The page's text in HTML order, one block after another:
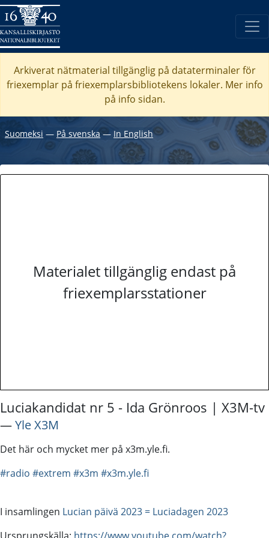
Arkiverat nätmaterial tillgänglig på dataterminaler för
friexemplar på friexemplarsbibliotekens lokaler. Mer info
på info sidan.
Suomeksi ― På svenska― In English
Materialet tillgänglig endast på
friexemplarsstationer
Luciakandidat nr 5 - Ida Grönroos | X3M-tv
―Yle X3M
Det här och mycket mer på x3m.yle.fi.
#radio #extrem #x3m #x3m.yle.fi
I insamlingen Lucian päivä 2023 = Luciadagen 2023